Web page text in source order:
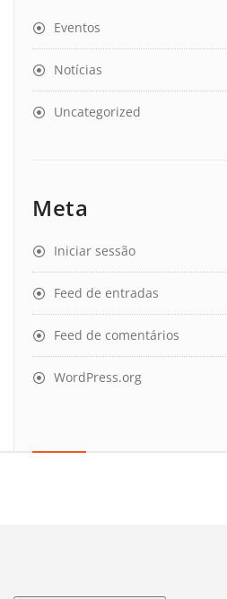
Eventos
Notícias
Uncategorized
Meta
Iniciar sessão
Feed de entradas
Feed de comentários
WordPress.org